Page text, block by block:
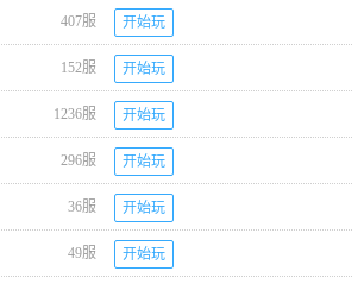
407服 开始玩
152服 开始玩
1236服 开始玩
296服 开始玩
36服 开始玩
49服 开始玩